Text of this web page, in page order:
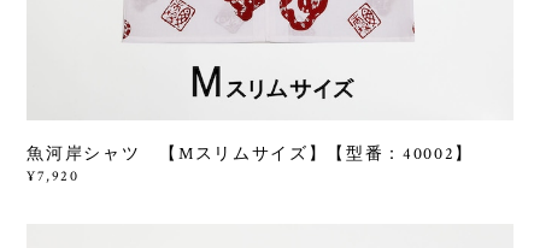
魚河岸シャツ 【Mスリムサイズ】【型番：40002】
¥7,920